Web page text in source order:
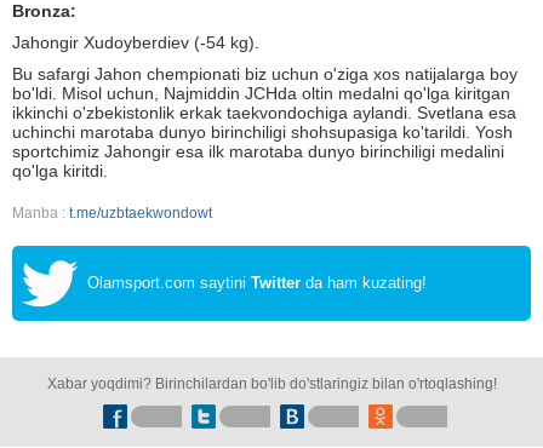
Bronza:
Jahongir Xudoyberdiev (-54 kg).
Bu safargi Jahon chempionati biz uchun o'ziga xos natijalarga boy
bo'ldi. Misol uchun, Najmiddin JCHda oltin medalni qo'lga kiritgan
ikkinchi o'zbekistonlik erkak taekvondochiga aylandi. Svetlana esa
uchinchi marotaba dunyo birinchiligi shohsupasiga ko'tarildi. Yosh
sportchimiz Jahongir esa ilk marotaba dunyo birinchiligi medalini
qo'lga kiritdi.
Manba : t.me/uzbtaekwondowt
Olamsport.com saytini Twitter da ham kuzating!
Xabar yoqdimi? Birinchilardan bo'lib do'stlaringiz bilan o'rtoqlashing!